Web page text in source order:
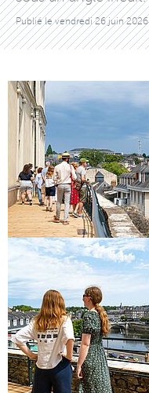
Publié levendredi 26 juin 2026